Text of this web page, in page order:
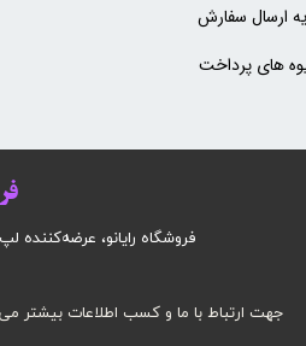
جهت ارتباط با ما و کسب اطلاعات بیشتر می
فروشگاه رایانو،
ارسال سفارش
های پرداخت